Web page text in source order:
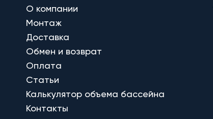
О компании
Монтаж
Доставка
Обмен и возврат
Оплата
Статьи
Калькулятор объема бассейна
Контакты